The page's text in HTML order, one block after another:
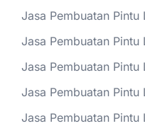
Jasa Pembuatan Pintu
Jasa Pembuatan Pintu
Jasa Pembuatan Pintu
Jasa Pembuatan Pintu
Jasa Pembuatan Pintu